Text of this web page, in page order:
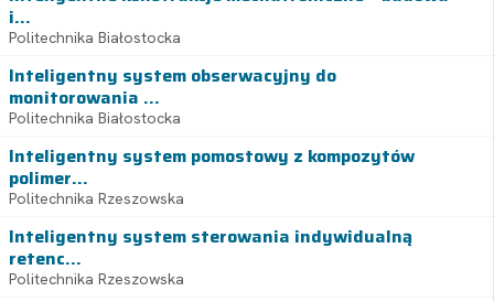
i...
Politechnika Białostocka
Inteligentny system obserwacyjny do
monitorowania ...
Politechnika Białostocka
Inteligentny system pomostowy z kompozytów
polimer...
Politechnika Rzeszowska
Inteligentny system sterowania indywidualną
retenc...
Politechnika Rzeszowska